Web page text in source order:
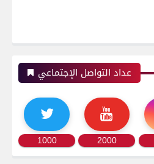
عداد التواصل الإجتماعي
1000 2000